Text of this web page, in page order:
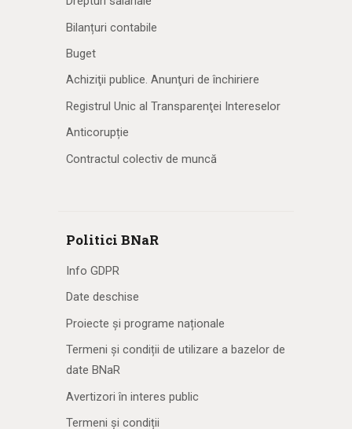
Bilanțuri contabile
Buget
Achiziţii publice. Anunţuri de închiriere
Registrul Unic al Transparenţei Intereselor
Anticorupție
Contractul colectiv de muncă
Politici BNaR
Info GDPR
Date deschise
Proiecte și programe naționale
Termeni și condiții de utilizare a bazelor de
date BNaR
Avertizori în interes public
Termeni și condiții